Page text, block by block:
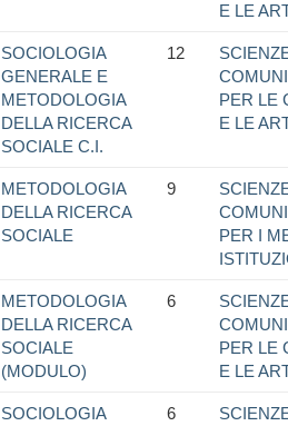
E LE
SOCIOLOGIA
GENERALE E
METODOLOGIA
DELLA RICERCA
SOCIALE C.I.
12
PER LE
E LE
METODOLOGIA
DELLA RICERCA
SOCIALE
9
PER I
METODOLOGIA
DELLA RICERCA
SOCIALE
(MODULO)
6
PER LE
E LE
SOCIOLOGIA
6